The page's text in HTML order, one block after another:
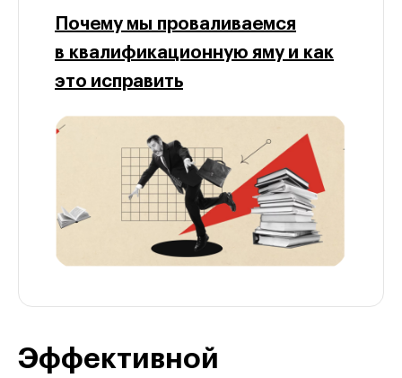
Почему мы проваливаемся
в квалификационную яму и как
это исправить
Эффективной